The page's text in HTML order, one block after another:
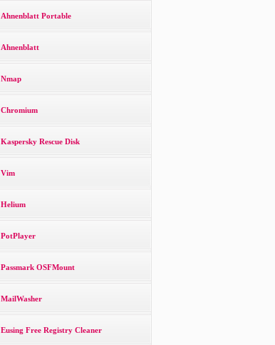
Ahnenblatt Portable
Ahnenblatt
Nmap
Chromium
Kaspersky Rescue Disk
Vim
Helium
PotPlayer
Passmark OSFMount
MailWasher
Eusing Free Registry Cleaner